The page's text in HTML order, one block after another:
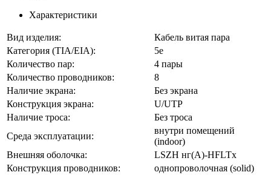
Характеристики
Вид изделия:
Кабель витая пара
Категория (TIA/EIA):
5e
Количество пар:
4 пары
Количество проводников:
8
Наличие экрана:
Без экрана
Конструкция экрана:
U/UTP
Наличие троса:
Без троса
Среда эксплуатации:
внутри помещений
(indoor)
Внешняя оболочка:
LSZH нг(A)-HFLTx
Конструкция проводников:
однопроволочная (solid)